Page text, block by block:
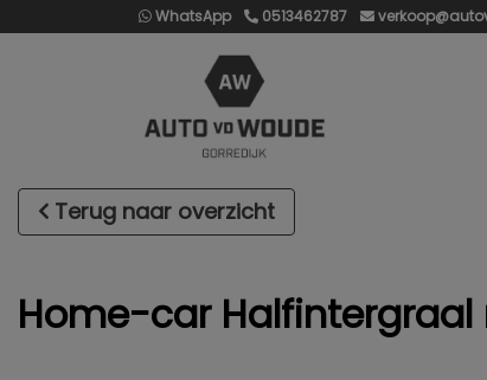
WhatsApp 0513462787
Terug naar overzicht
Home-car